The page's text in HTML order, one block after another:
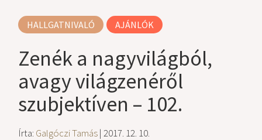
HALLGATNIVALÓ AJÁNLÓK
Zenék a nagyvilágból,
avagy világzenéről
szubjektíven – 102.
Írta: Galgóczi Tamás| 2017. 12. 10.